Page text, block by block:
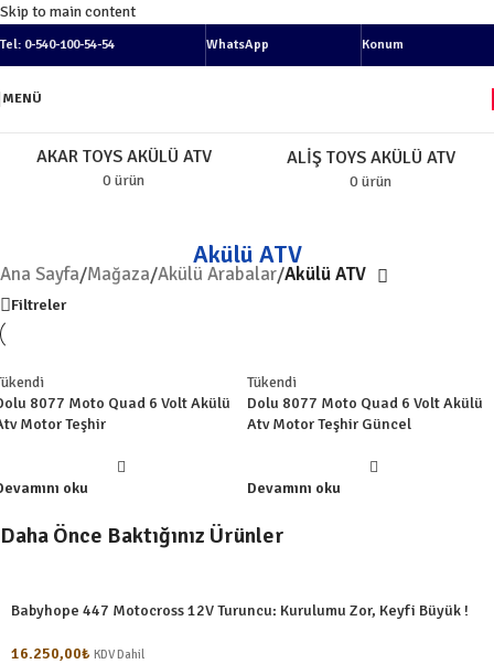
Skip to main content
Tel: 0-540-100-54-54 WhatsApp Konum
MENÜ
AKAR TOYS AKÜLÜ ATV
0 ürün
ALIŞ TOYS AKÜLÜ ATV
0 ürün
Akülü ATV
Ana Sayfa/Mağaza/Akülü Arabalar/Akülü ATV
Filtreler
8077 Moto Quad 6 Volt Akülü
Motor Teşhir
oku
Tükendi
Dolu 8077 Moto Quad 6 Volt Akülü
Atv Motor Teşhir Güncel
Devamını oku
Daha Önce Baktığınız Ürünler
Babyhope 447 Motocross 12V Turuncu: Kurulumu Zor, Keyfi Büyük !
16.250,00₺ KDV Dahil